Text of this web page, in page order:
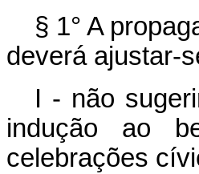
§ 1° A
deverá ajustar-
I - não
indução ao
celebrações